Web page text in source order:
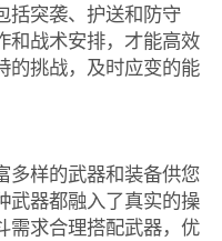
括突袭、护送和防守
和战术安排，才能高效
的挑战，及时应变的能
多样的武器和装备供您
武器都融入了真实的操
需求合理搭配武器，优